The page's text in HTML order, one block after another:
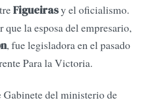
Figueirasy el oficialismo.
que la esposa del empresario,
, fue legisladora en el pasado
Para la Victoria.
Gabinete del ministerio de